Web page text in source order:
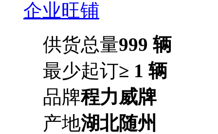
企业旺铺
供货总量999 辆
最少起订≥ 1 辆
品牌程力威牌
产地湖北随州